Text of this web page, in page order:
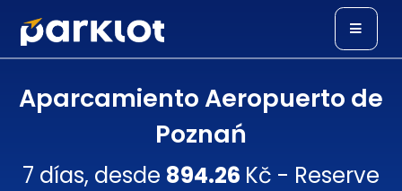
Aparcamiento Aeropuerto de
Poznań
7 días, desde 894.26 Kč - Reserve